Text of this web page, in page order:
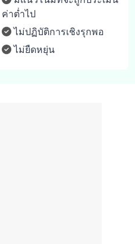
ค่าต่ำไป
ไม่ปฏิบัติการเชิงรุกพอ
ไม่ยืดหยุ่น